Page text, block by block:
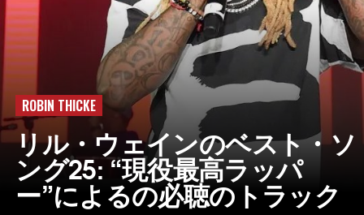
ROBIN THICKE
リル・ウェインのベスト・ソ
ング25: “現役最高ラッパ
ー”によるの必聴のトラック